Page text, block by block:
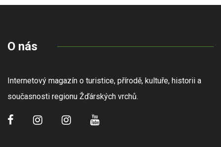
O nás
Internetový magazín o turistice, přírodě, kultuře, historii a
současnosti regionu Žďárských vrchů.